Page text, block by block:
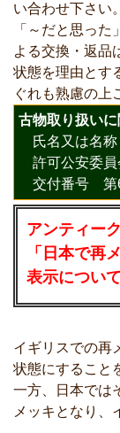
い合わせ下さい。
「～だと思っ
よる交換・返品
状態を理由とす
ぐれも熟慮の上
古物取り扱い
氏名又は名称
許可公安委
交付番号 第
アンティー
「日本で再
表示について
イギリスでの再
状態にすること
一方、日本では
メッキとなり、